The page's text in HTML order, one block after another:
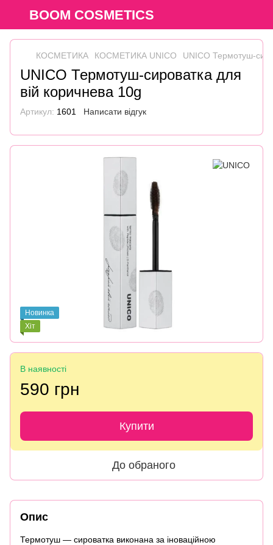
BOOM COSMETICS
КОСМЕТИКА КОСМЕТИКА UNICO UNICO Термотуш-
UNICO Термотуш-сироватка для
вій коричнева 10g
Артикул: 1601 Написати відгук
Новинка
Хіт
В наявності
590 грн
Купити
До обраного
Опис
Термотуш — сироватка виконана за іноваційною